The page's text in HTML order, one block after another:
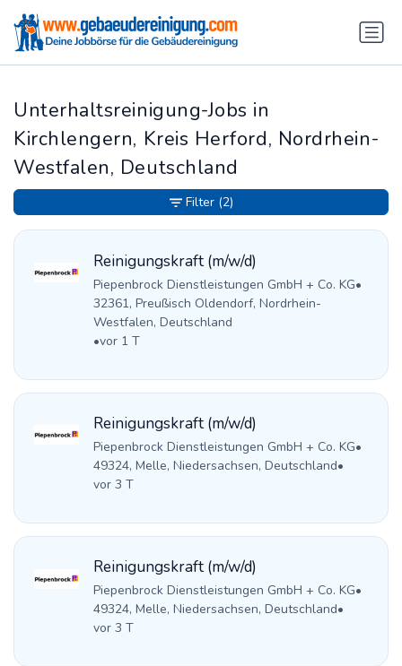
Unterhaltsreinigung-Jobs in
Kirchlengern, Kreis Herford, Nordrhein-
Westfalen, Deutschland
Reinigungskraft (m/w/d)
Piepenbrock Dienstleistungen GmbH + Co. KG•
32361, Preußisch Oldendorf, Nordrhein-
Westfalen, Deutschland
•vor 1 T
Reinigungskraft (m/w/d)
Piepenbrock Dienstleistungen GmbH + Co. KG•
49324, Melle, Niedersachsen, Deutschland•
vor 3 T
Reinigungskraft (m/w/d)
Piepenbrock Dienstleistungen GmbH + Co. KG•
49324, Melle, Niedersachsen, Deutschland•
vor 3 T
Filter (2)